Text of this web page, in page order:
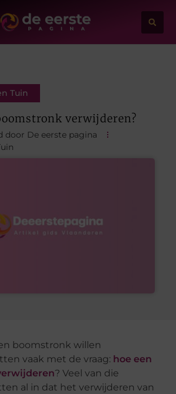
Tuin
verwijderen?
door De eerste pagina
boomstronk willen
vaak met de vraag: hoe een
? Veel van die
al in dat het verwijderen van